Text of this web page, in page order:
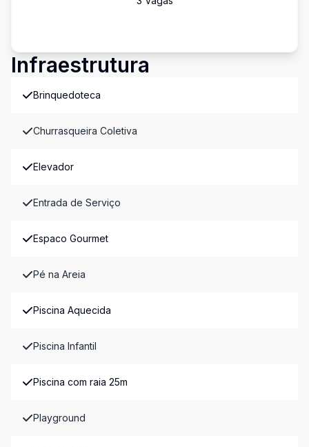
Infraestrutura
Brinquedoteca
Churrasqueira Coletiva
Elevador
Entrada de Serviço
Espaco Gourmet
Pé na Areia
Piscina Aquecida
Piscina Infantil
Piscina com raia 25m
Playground